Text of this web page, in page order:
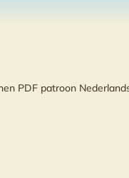
PDF patroon